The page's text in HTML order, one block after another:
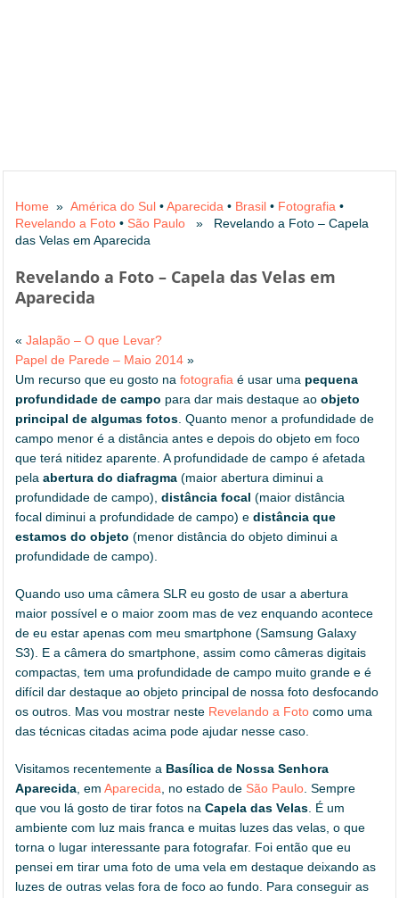
Home »América do Sul •Aparecida • Brasil • Fotografia •
Revelando a Foto • São Paulo » Revelando a Foto – Capela
das Velas em Aparecida
Revelando a Foto – Capela das Velas em
Aparecida
«Jalapão – O que Levar?
Papel de Parede – Maio 2014 »
Um recurso que eu gosto nafotografia é usar uma pequena
profundidade de campo para dar mais destaque aoobjeto
principal de algumas fotos. Quanto menor a profundidade de
campo menor é a distância antes e depois do objeto em foco
que terá nitidez aparente. A profundidade de campo é afetada
pelaabertura do diafragma (maior abertura diminui a
profundidade de campo),distância focal (maior distância
focal diminui a profundidade de campo) edistância que
estamos do objeto (menor distância do objeto diminui a
profundidade de campo).
Quando uso uma câmera SLR eu gosto de usar a abertura
maior possível e o maior zoom mas de vez enquando acontece
de eu estar apenas com meu smartphone (Samsung Galaxy
S3). E a câmera do smartphone, assim como câmeras digitais
compactas, tem uma profundidade de campo muito grande e é
difícil dar destaque ao objeto principal de nossa foto desfocando
os outros. Mas vou mostrar neste Revelando a Foto como uma
das técnicas citadas acima pode ajudar nesse caso.
Visitamos recentemente a Basílica de Nossa Senhora
Aparecida, emAparecida, no estado de São Paulo. Sempre
que vou lá gosto de tirar fotos naCapela das Velas. É um
ambiente com luz mais franca e muitas luzes das velas, o que
torna o lugar interessante para fotografar. Foi então que eu
pensei em tirar uma foto de uma vela em destaque deixando as
luzes de outras velas fora de foco ao fundo. Para conseguir as